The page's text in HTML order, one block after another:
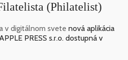
(Philatelist)
v digitálnom svete nová aplikácia
PRESS s.r.o. dostupná v